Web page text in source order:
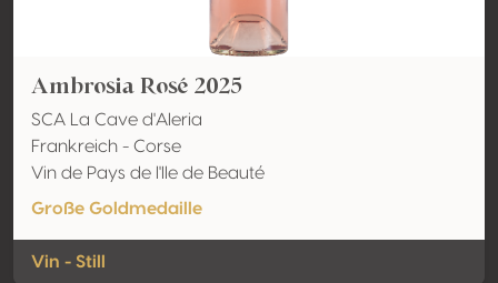
Ambrosia Rosé 2025
SCA La Cave d'Aleria
Frankreich - Corse
Vin de Pays de l'Ile de Beauté
Große Goldmedaille
Vin - Still